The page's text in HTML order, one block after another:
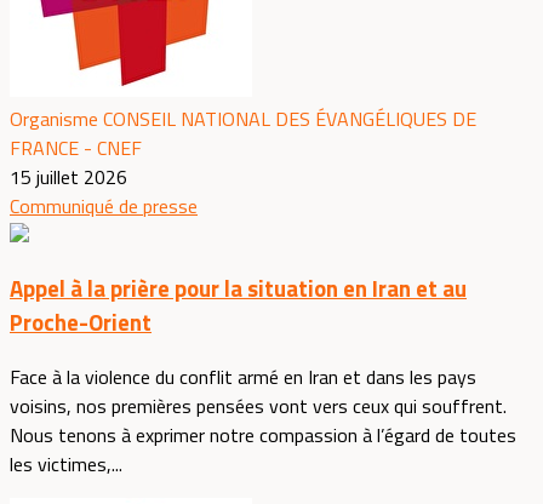
Organisme CONSEIL NATIONAL DES ÉVANGÉLIQUES DE
FRANCE - CNEF
15 juillet 2026
Communiqué de presse
Appel à la prière pour la situation en Iran et au
Proche-Orient
Face à la violence du conflit armé en Iran et dans les pays
voisins, nos premières pensées vont vers ceux qui souffrent.
Nous tenons à exprimer notre compassion à l’égard de toutes
les victimes,...